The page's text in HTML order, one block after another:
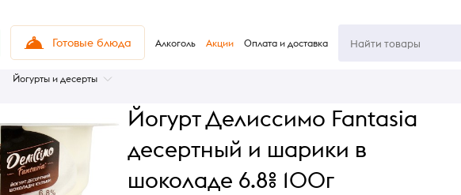
Готовые блюда Алкоголь Акции Оплата и доставка
Йогурты и десерты
Йогурт Делиссимо Fantasia
десертный и шарики в
шоколаде 6.8% 100г